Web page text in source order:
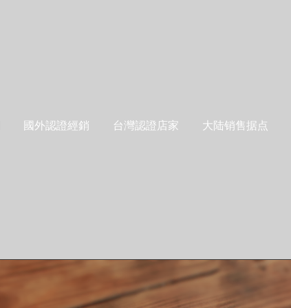
國外認證經銷 台灣認證店家 大陆销售据点